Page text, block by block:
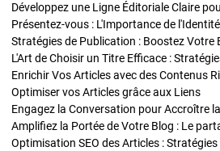
Développez une Ligne Éditoriale Claire
Présentez-vous : L'Importance de
L'Art de Choisir un Titre Efficace :
Optimiser vos Articles grâce aux Liens
Engagez la Conversation pour Accroître
Amplifiez la Portée de Votre Blog : Le